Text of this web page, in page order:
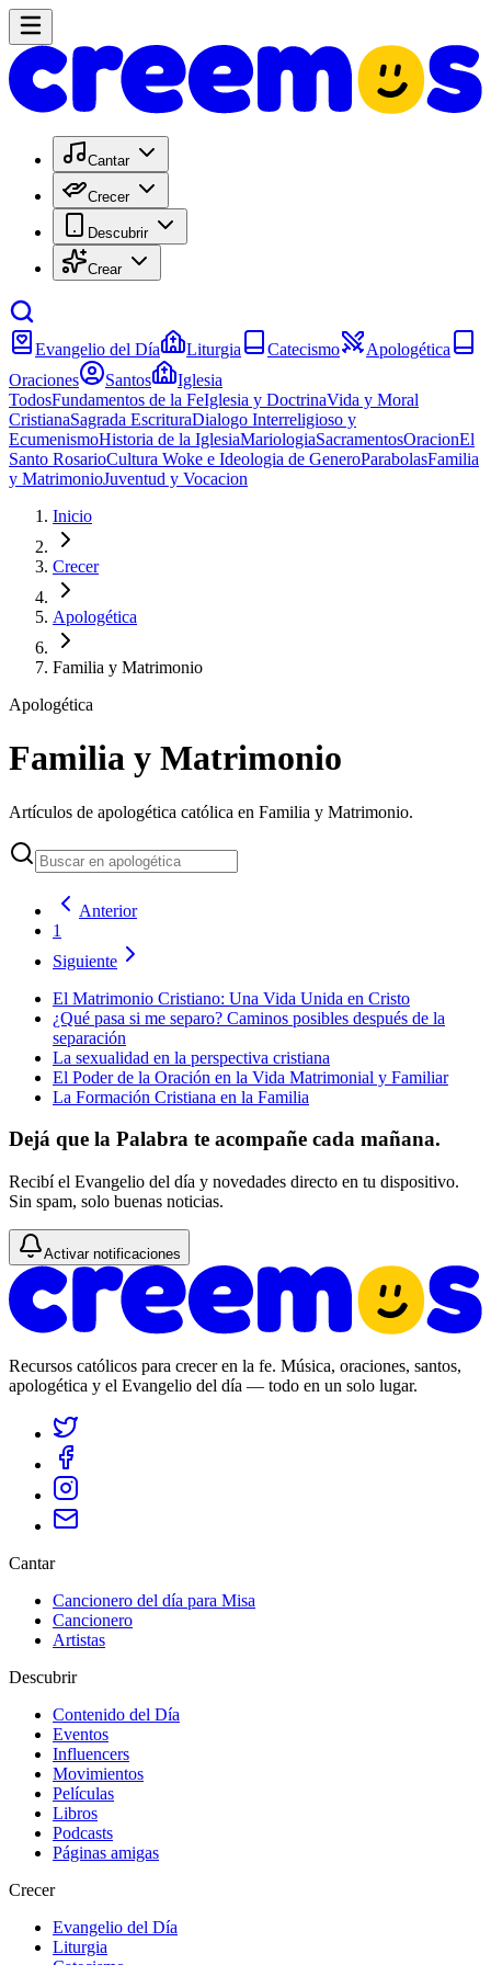
Cantar
Crecer
Descubrir
Crear
Evangelio del Día Liturgia Catecismo
Apologética
Oraciones
Santos
Iglesia
TodosFundamentos de la FeIglesia y DoctrinaVida y Moral
CristianaSagrada EscrituraDialogo Interreligioso y
EcumenismoHistoria de la IglesiaMariologiaSacramentosOracionEl
Santo RosarioCultura Woke e Ideologia de GeneroParabolasFamilia
y MatrimonioJuventud y Vocacion
Inicio
Crecer
Apologética
Familia y Matrimonio
Apologética
Familia y Matrimonio
Artículos de apologética católica en Familia y Matrimonio.
Anterior
1
Siguiente
El Matrimonio Cristiano: Una Vida Unida en Cristo
¿Qué pasa si me separo? Caminos posibles después de la
separación
La sexualidad en la perspectiva cristiana
El Poder de la Oración en la Vida Matrimonial y Familiar
La Formación Cristiana en la Familia
Dejá que la Palabra te acompañe cada mañana.
Recibí el Evangelio del día y novedades directo en tu dispositivo.
Sin spam, solo buenas noticias.
Activar notificaciones
Recursos católicos para crecer en la fe. Música, oraciones, santos,
apologética y el Evangelio del día — todo en un solo lugar.
Cantar
Cancionero del día para Misa
Cancionero
Artistas
Descubrir
Contenido del Día
Eventos
Influencers
Movimientos
Películas
Libros
Podcasts
Páginas amigas
Crecer
Evangelio del Día
Liturgia